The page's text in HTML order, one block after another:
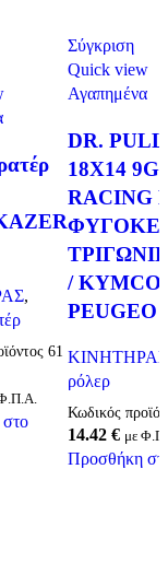
,
61
Σύγκριση
Quick view
Αγαπημένα
DR.
18X14
RACING
/ KYMCO
PEUGEO
ΚΙΝΗΤΗΡΑΣ
ρόλερ
Κωδικός
14.42 € με
Προσθήκη